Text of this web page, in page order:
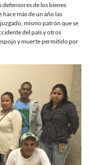
de los bienes
más de un año las
mismo patrón que se
del país y otros
y muerte permitido por